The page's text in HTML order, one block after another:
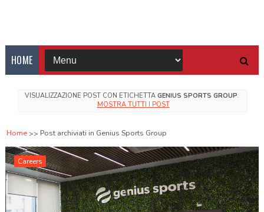
HOME
VISUALIZZAZIONE POST CON ETICHETTA GENIUS SPORTS GROUP.
MOSTRA TUTTI I POST
Home Post archiviati in Genius Sports Group
Careers